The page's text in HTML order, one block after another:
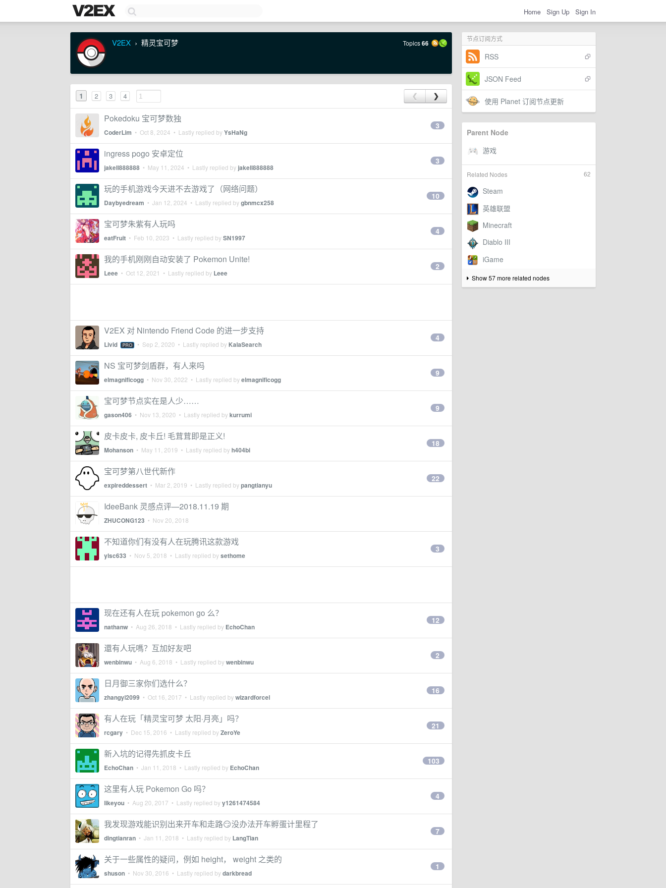
Home Sign Up Sign In
节点订阅方式
RSS
JSON Feed
使用 Planet 订阅节点更新
Parent Node
62
Related Nodes
Show 57 more related nodes
V2EX › 精灵宝可梦 Topics66
1 2 3 4 ❮ ❯
Pokedoku 宝可梦数独
CoderLim • Oct 8, 2024 • Lastly replied byYsHaNg
3
ingress pogo 安卓定位
jakell888888 • May 11, 2024 • Lastly replied by jakell888888
3
玩的手机游戏今天进不去游戏了（网络问题）
Daybyedream • Jan 12, 2024 • Lastly replied bygbnmcx258
10
宝可梦朱紫有人玩吗
eatFruit • Feb 10, 2023 • Lastly replied bySN1997
4
我的手机刚刚自动安装了 Pokemon Unite!
Leee • Oct 12, 2021 • Lastly replied by Leee
2
V2EX 对 Nintendo Friend Code 的进一步支持
Livid PRO • Sep 2, 2020 • Lastly replied by KalaSearch
4
NS 宝可梦剑盾群，有人来吗
elmagnificogg • Nov 30, 2022 • Lastly replied byelmagnificogg
9
宝可梦节点实在是人少……
gason406 • Nov 13, 2020 • Lastly replied bykurrumi
9
皮卡皮卡, 皮卡丘! 毛茸茸即是正义!
Mohanson • May 11, 2019 • Lastly replied byh404bi
18
宝可梦第八世代新作
expireddessert • Mar 2, 2019 • Lastly replied bypangtianyu
22
IdeeBank 灵感点评—2018.11.19 期
ZHUCONG123 • Nov 20, 2018
不知道你们有没有人在玩腾讯这款游戏
ylsc633 • Nov 5, 2018 • Lastly replied bysethome
3
现在还有人在玩 pokemon go 么？
nathanw • Aug 26, 2018 • Lastly replied by EchoChan
12
還有人玩嗎？互加好友吧
wenbinwu • Aug 6, 2018 • Lastly replied bywenbinwu
2
日月御三家你们选什么？
zhangyi2099 • Oct 16, 2017 • Lastly replied bywizardforcel
16
有人在玩「精灵宝可梦 太阳·月亮」吗？
rcgary • Dec 15, 2016 • Lastly replied byZeroYe
21
新入坑的记得先抓皮卡丘
EchoChan • Jan 11, 2018 • Lastly replied by EchoChan
103
这里有人玩 Pokemon Go 吗？
likeyou • Aug 20, 2017 • Lastly replied byy1261474584
4
我发现游戏能识别出来开车和走路😏没办法开车孵蛋计里程了
dingtianran • Jan 11, 2018 • Lastly replied by LangTian
7
关于一些属性的疑问，例如 height， weight 之类的
shuson • Nov 30, 2016 • Lastly replied bydarkbread
1